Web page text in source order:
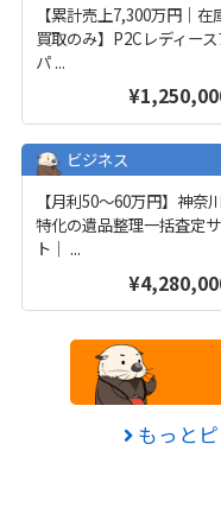
【累計売上7,300万円｜在
買取のみ】P2Cレディー
パ ...
ビジネス
【月利50〜60万円】神奈
特化の遺品整理一括査定
ト｜ ...
もっと